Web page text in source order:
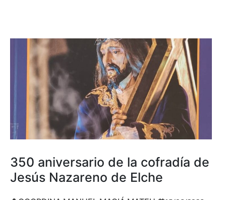
350 aniversario de la cofradía de
Jesús Nazareno de Elche